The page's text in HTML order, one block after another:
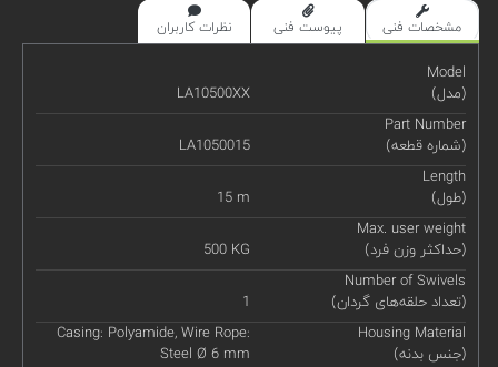
مشخصات فنی پیوست فنی نظرات کاربران
Model
(مدل)
LA10500XX
Part Number
(شماره قطعه)
LA1050015
Length
(طول)
15 m
Max. user weight
(حداکثر وزن فرد)
500 KG
Number of Swivels
(تعداد حلقه‌های گردان)
1
Housing Material
(جنس بدنه)
Casing: Polyamide, Wire Rope:
Steel Ø 6 mm